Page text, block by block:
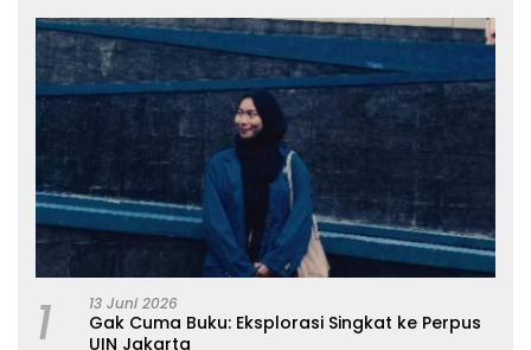
1 13 Juni 2026
Gak Cuma Buku: Eksplorasi Singkat ke Perpus
UIN Jakarta